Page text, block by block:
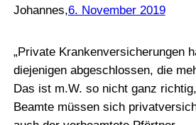
Johannes,6. November 2019
„Private Krankenversicherungen
diejenigen abgeschlossen, die
Das ist m.W. so nicht ganz
Beamte müssen sich